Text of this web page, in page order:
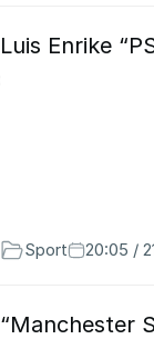
Luis Enrike
Sport 20:05 /
“Manchester